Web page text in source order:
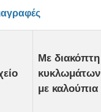
μεσαίας τάσης
Με διακόπτη
κυκλωμάτων
με καλούπια